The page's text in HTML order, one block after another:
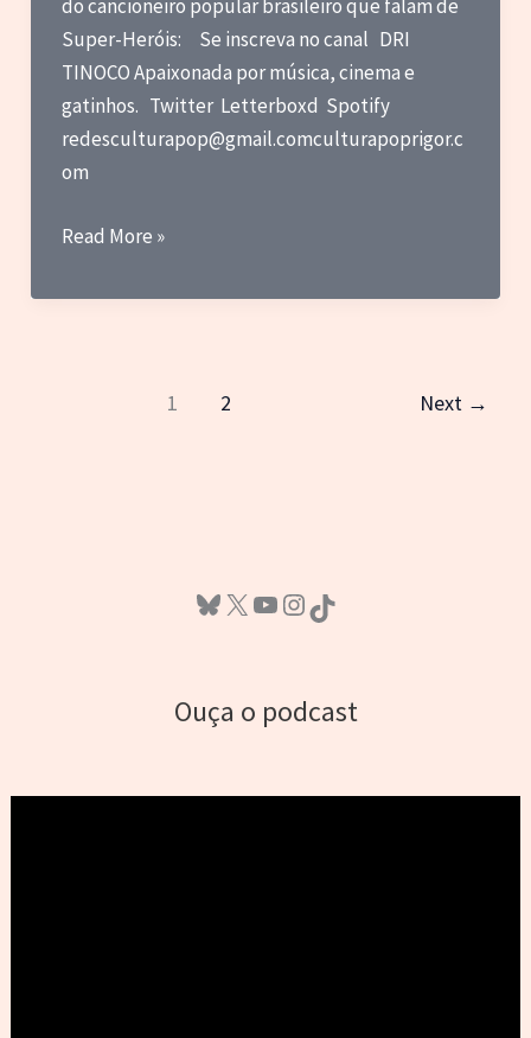
Bluesky X Youtube InstagramTikTok
Ouça o podcast
do cancioneiro popular brasileiro que falam de
Super-Heróis: Se inscreva no canal DRI
TINOCO Apaixonada por música, cinema e
gatinhos. Twitter Letterboxd Spotify
redesculturapop@gmail.comculturapoprigor.c
om
Top
A
Read More »
1 2 Next →